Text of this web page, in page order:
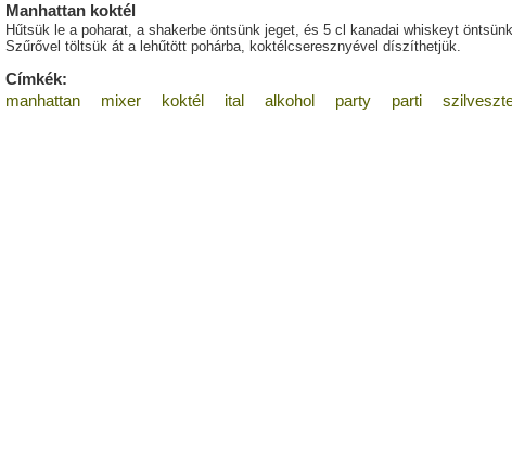
Manhattan koktél
Hűtsük le a poharat, a shakerbe öntsünk jeget, és 5 cl kanadai whiskeyt
Szűrővel töltsük át a lehűtött pohárba, koktélcseresznyével díszíthetjük.
Címkék:
manhattan
mixer koktél ital alkohol party parti